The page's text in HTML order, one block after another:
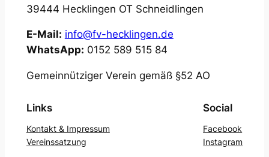
39444 Hecklingen OT Schneidlingen
E-Mail: info@fv-hecklingen.de
WhatsApp: 0152 589 515 84
Gemeinnütziger Verein gemäß §52 AO
Links
Kontakt & Impressum
Vereinssatzung
Social
Facebook
Instagram